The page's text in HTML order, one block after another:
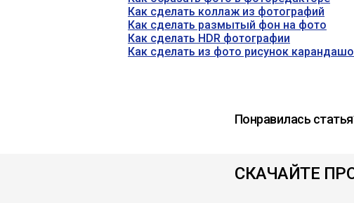
Как сделать коллаж из фотографий
Как сделать размытый фон на фото
Как сделать HDR фотографии
Как сделать из фото рисунок
Понравилась
СКАЧАЙТЕ